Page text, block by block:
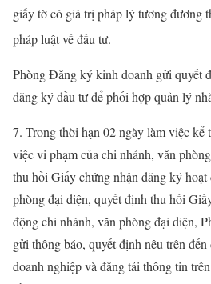
giấy tờ có giá trị pháp lý tương đương
pháp luật về đầu tư.
Phòng Đăng ký kinh doanh gửi quyết
đăng ký đầu tư để phối hợp quản lý
7. Trong thời hạn 02 ngày làm việc kể
việc vi phạm của chi nhánh, văn
thu hồi Giấy chứng nhận đăng ký
phòng đại diện, quyết định thu hồi
động chi nhánh, văn phòng đại diện,
gửi thông báo, quyết định nêu trên
doanh nghiệp và đăng tải thông tin